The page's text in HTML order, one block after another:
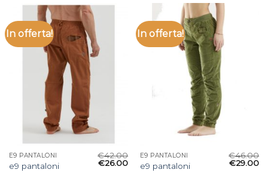
In offerta!
E9 PANTALONI
e9 pantaloni
€42.00
€26.00
In offerta!
E9 PANTALONI
e9 pantaloni
€46.00
€29.00